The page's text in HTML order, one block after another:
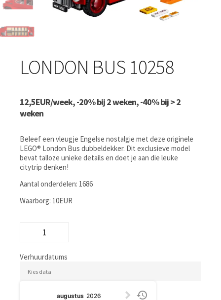
LONDON BUS 10258
12,5EUR/week, -20% bij 2 weken, -40% bij > 2
weken
Beleef een vleugje Engelse nostalgie met deze originele
LEGO® London Bus dubbeldekker. Dit exclusieve model
bevat talloze unieke details en doet je aan die leuke
citytrip denken!
Aantal onderdelen: 1686
Waarborg: 10EUR
10258
aantal
Verhuurdatums
augustus 2026